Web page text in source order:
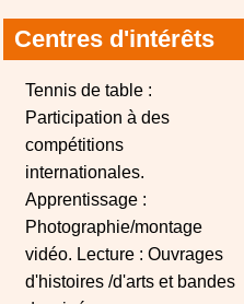
Centres d'intérêts
Tennis de table :
Participation à des
compétitions
internationales.
Apprentissage :
Photographie/montage
vidéo. Lecture : Ouvrages
d'histoires /d'arts et bandes